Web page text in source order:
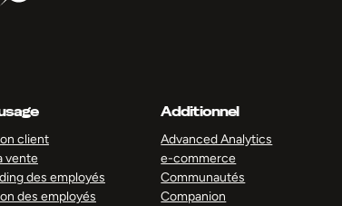
client
vente
des employés
des employés
Additionnel
Advanced Analytics
e-commerce
Communautés
Companion